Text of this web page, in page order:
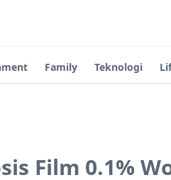
Family Teknologi
Film 0.1%